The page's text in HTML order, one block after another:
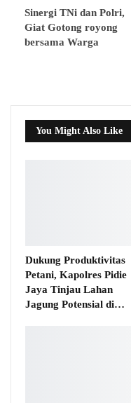
Sinergi TNi dan Polri,
Giat Gotong royong
bersama Warga
You Might Also Like
Dukung Produktivitas
Petani, Kapolres Pidie
Jaya Tinjau Lahan
Jagung Potensial di…